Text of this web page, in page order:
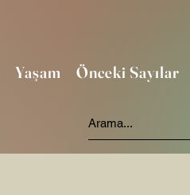
Yaşam Önceki Sayılar